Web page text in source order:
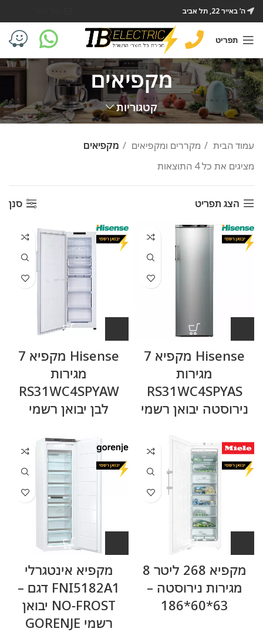
ה’ באייר 22, תל אביב
תפריט
מקפיאים
קטגוריות
עמוד הבית מקררים ומקפיאים
מקפיאים
מציגים את כל ⁦4⁩ התוצאות
הצג תפריט סנן
Hisense מקפיא 7
מגירות
RS31WC4SPYAS
נירוסטה יבואן רשמי
Hisense מקפיא 7
מגירות
RS31WC4SPYAW
לבן יבואן רשמי
מקפיא 268 ליטר 8
מגירות נירוסטה –
63*60*186
מקפיא אינטגרלי
FNI5182A1 דגם –
NO-FROST יבואן
רשמי GORENJE